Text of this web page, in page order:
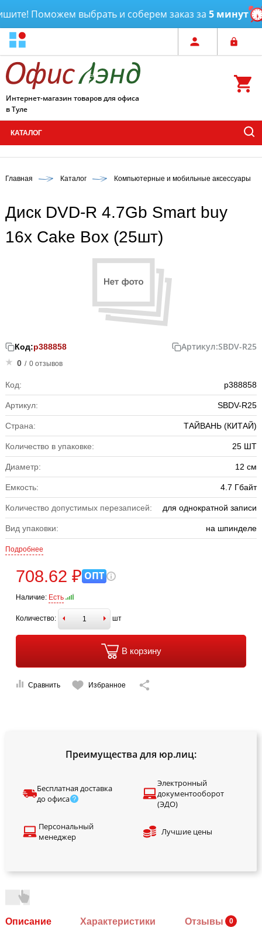
Поможем выбрать и соберем заказ за5 минут
Интернет-магазин товаров для офиса
в Туле
КАТАЛОГ
Главная Каталог Компьютерные и мобильные аксессуары
Диск DVD-R 4.7Gb Smart buy
16х Cake Box (25шт)
Код:р388858 Артикул:SBDV-R25
0 / 0 отзывов
Код: р388858
Артикул: SBDV-R25
Страна: ТАЙВАНЬ (КИТАЙ)
Количество в упаковке: 25 ШТ
Диаметр: 12 см
Емкость: 4.7 Гбайт
Количество допустимых перезаписей: для однократной записи
Вид упаковки: на шпинделе
Подробнее
708.62 ₽ ОПТ
Наличие: Есть
Количество: шт
В корзину
Сравнить Избранное
Преимущества для юр.лиц:
Бесплатная доставка
до офиса
Электронный
документооборот
(ЭДО)
Персональный
менеджер
Лучшие цены
Описание Характеристики Отзывы